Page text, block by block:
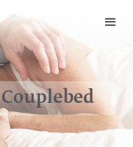
Couplebed